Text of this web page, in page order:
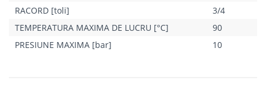
RACORD [toli]
3/4
TEMPERATURA MAXIMA DE LUCRU [°C]
90
PRESIUNE MAXIMA [bar]
10